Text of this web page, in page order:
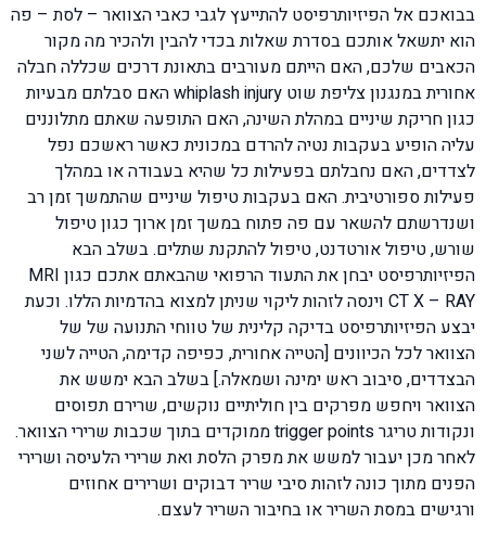
בבואכם אל הפיזיותרפיסט להתייעץ לגבי כאבי הצוואר – לסת – פה
הוא יתשאל אותכם בסדרת שאלות בכדי להבין ולהכיר מה מקור
הכאבים שלכם, האם הייתם מעורבים בתאונת דרכים שכללה חבלה
אחורית במנגנון צליפת שוט whiplash injury האם סבלתם מבעיות
כגון חריקת שיניים במהלת השינה, האם התופעה שאתם מתלוננים
עליה הופיע בעקבות נטיה להרדם במכונית כאשר ראשכם נפל
לצדדים, האם נחבלתם בפעילות כל שהיא בעבודה או במהלך
פעילות ספורטיבית. האם בעקבות טיפול שיניים שהתמשך זמן רב
ושנדרשתם להשאר עם פה פתוח במשך זמן ארוך כגון טיפול
שורש, טיפול אורטדנט, טיפול להתקנת שתלים. בשלב הבא
הפיזיותרפיסט יבחן את התעוד הרפואי שהבאתם אתכם כגון MRI
CT X – RAY וינסה לזהות ליקוי שניתן למצוא בהדמיות הללו. וכעת
יבצע הפיזיותרפיסט בדיקה קלינית של טווחי התנועה של של
הצוואר לכל הכיוונים [הטייה אחורית, כפיפה קדימה, הטייה לשני
הבצדדים, סיבוב ראש ימינה ושמאלה.] בשלב הבא ימשש את
הצוואר ויחפש מפרקים בין חוליתיים נוקשים, שרירם תפוסים
ונקודות טריגר trigger points ממוקדים בתוך שכבות שרירי הצוואר.
לאחר מכן יעבור למשש את מפרק הלסת ואת שרירי הלעיסה ושרירי
הפנים מתוך כונה לזהות סיבי שריר דבוקים ושרירים אחוזים
ורגישים במסת השריר או בחיבור השריר לעצם.